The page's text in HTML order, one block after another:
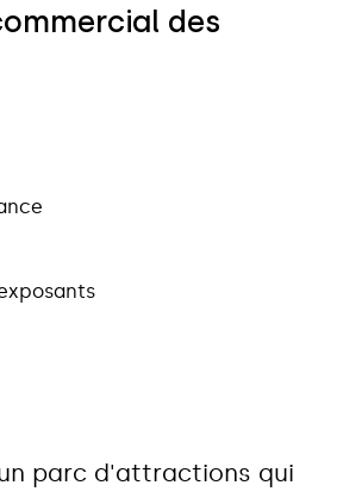
ommercial des
n parc d'attractions qui